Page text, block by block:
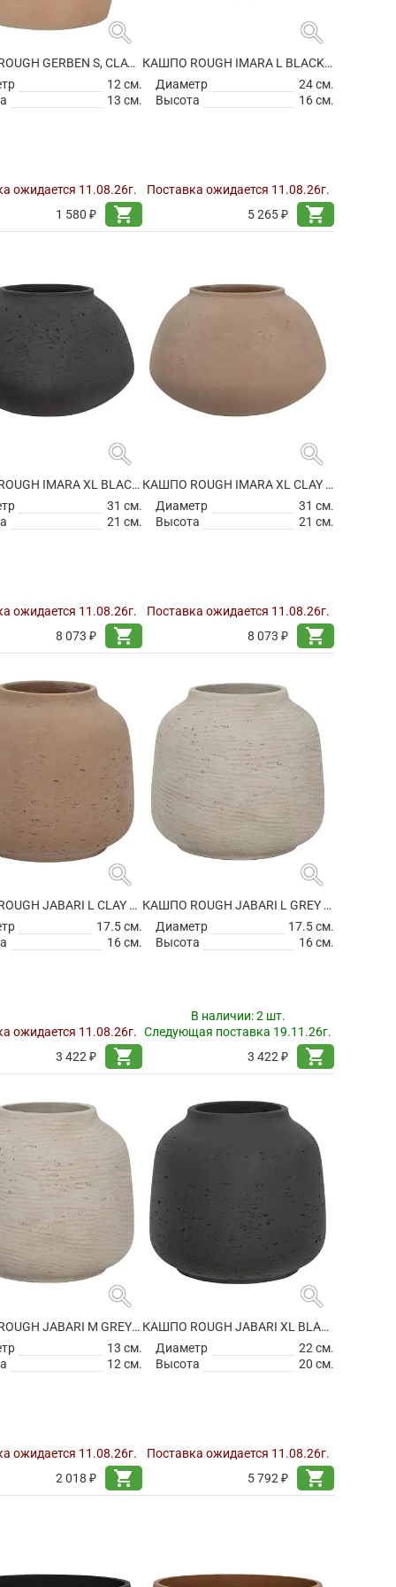
search
КАШПО ROUGH GERBEN S, CLAY WASHED
12 см.
13 см.
ожидается 11.08.26г.
1 580 ₽
shopping_cart
search
КАШПО ROUGH IMARA L BLACK WASHED
Диаметр
24 см.
Высота
16 см.
Поставка ожидается 11.08.26г.
5 265 ₽
shopping_cart
search
КАШПО ROUGH IMARA XL BLACK WASHED
31 см.
21 см.
ожидается 11.08.26г.
8 073 ₽
shopping_cart
search
КАШПО ROUGH IMARA XL CLAY WASHED
Диаметр
31 см.
Высота
21 см.
Поставка ожидается 11.08.26г.
8 073 ₽
shopping_cart
search
КАШПО ROUGH JABARI L CLAY WASHED
17.5 см.
16 см.
ожидается 11.08.26г.
3 422 ₽
shopping_cart
search
КАШПО ROUGH JABARI L GREY WASHED
Диаметр
17.5 см.
Высота
16 см.
В наличии:2 шт.
Следующая поставка 19.11.26г.
3 422 ₽
shopping_cart
search
КАШПО ROUGH JABARI M GREY WASHED
13 см.
12 см.
ожидается 11.08.26г.
2 018 ₽
shopping_cart
search
КАШПО ROUGH JABARI XL BLACK WASHED
Диаметр
22 см.
Высота
20 см.
Поставка ожидается 11.08.26г.
5 792 ₽
shopping_cart